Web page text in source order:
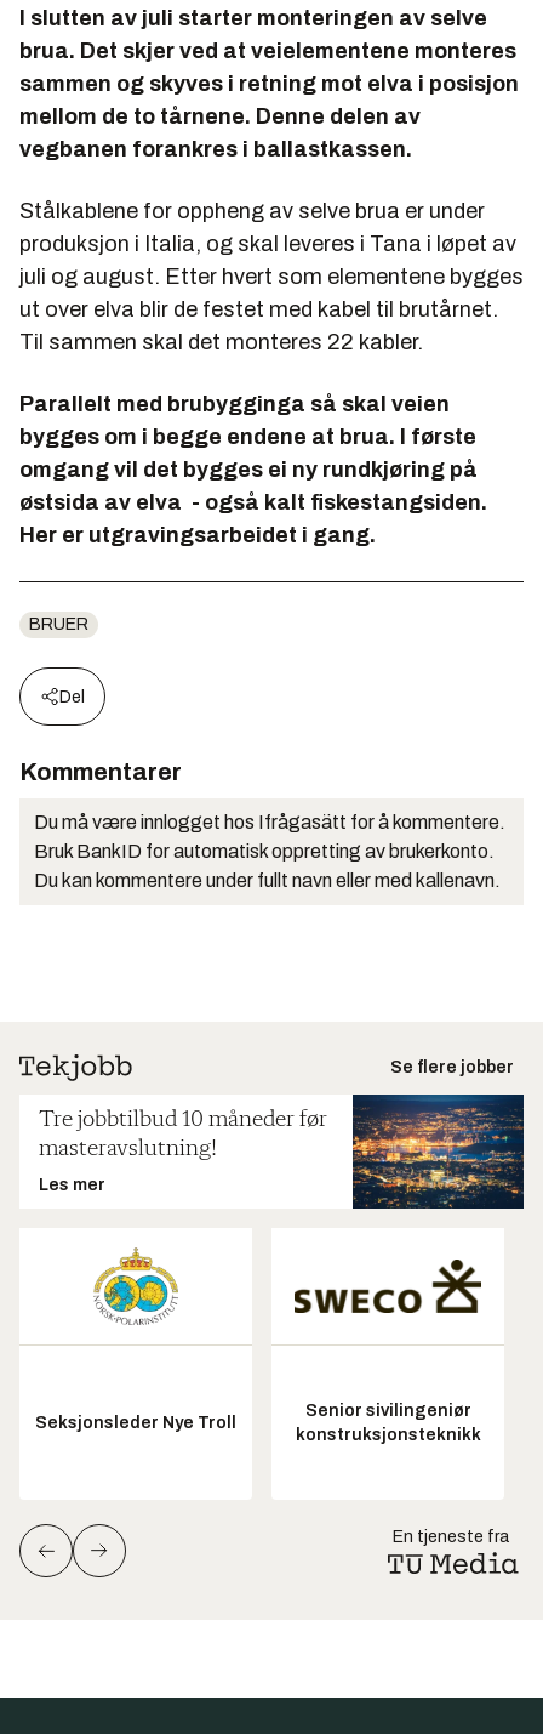
I slutten av juli starter monteringen av selve
brua. Det skjer ved at veielementene monteres
sammen og skyves i retning mot elva i posisjon
mellom de to tårnene. Denne delen av
vegbanen forankres i ballastkassen.
Stålkablene for oppheng av selve brua er under
produksjon i Italia, og skal leveres i Tana i løpet av
juli og august. Etter hvert som elementene bygges
ut over elva blir de festet med kabel til brutårnet.
Til sammen skal det monteres 22 kabler.
Parallelt med brubygginga så skal veien
bygges om i begge endene at brua. I første
omgang vil det bygges ei ny rundkjøring på
østsida av elva - også kalt fiskestangsiden.
Her er utgravingsarbeidet i gang.
BRUER
Del
Kommentarer
Du må være innlogget hos Ifrågasätt for å kommentere.
Bruk BankID for automatisk oppretting av brukerkonto.
Du kan kommentere under fullt navn eller med kallenavn.
Se flere jobber
Tre jobbtilbud 10 måneder før
masteravslutning!
Les mer
Seksjonsleder Nye Troll
Senior sivilingeniør
konstruksjonsteknikk
En tjeneste fra